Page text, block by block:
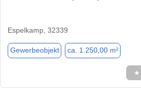
Espelkamp, 32339
Gewerbeobjekt ca. 1.250,00 m²
★